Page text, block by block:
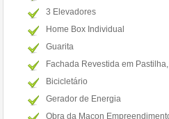
3 Elevadores
Home Box Individual
Guarita
Fachada Revestida em
Bicicletário
Gerador de Energia
Obra da Macon